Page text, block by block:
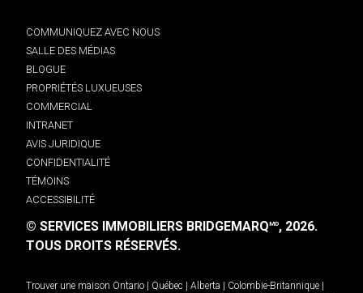
COMMUNIQUEZ AVEC NOUS
SALLE DES MÉDIAS
BLOGUE
PROPRIÉTÉS LUXUEUSES
COMMERCIAL
INTRANET
AVIS JURIDIQUE
CONFIDENTIALITÉ
TÉMOINS
ACCESSIBILITÉ
© SERVICES IMMOBILIERS BRIDGEMARQMD, 2026.
TOUS DROITS RÉSERVÉS.
Trouver une maison Ontario Québec Alberta Colombie-Britannique